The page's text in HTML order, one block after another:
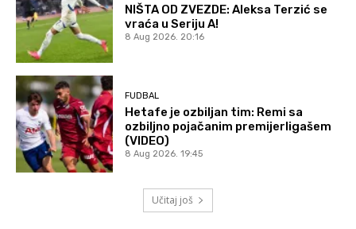
NIŠTA OD ZVEZDE: Aleksa Terzić se
vraća u Seriju A!
8 Aug 2026. 20:16
FUDBAL
Hetafe je ozbiljan tim: Remi sa
ozbiljno pojačanim premijerligašem
(VIDEO)
8 Aug 2026. 19:45
Učitaj još